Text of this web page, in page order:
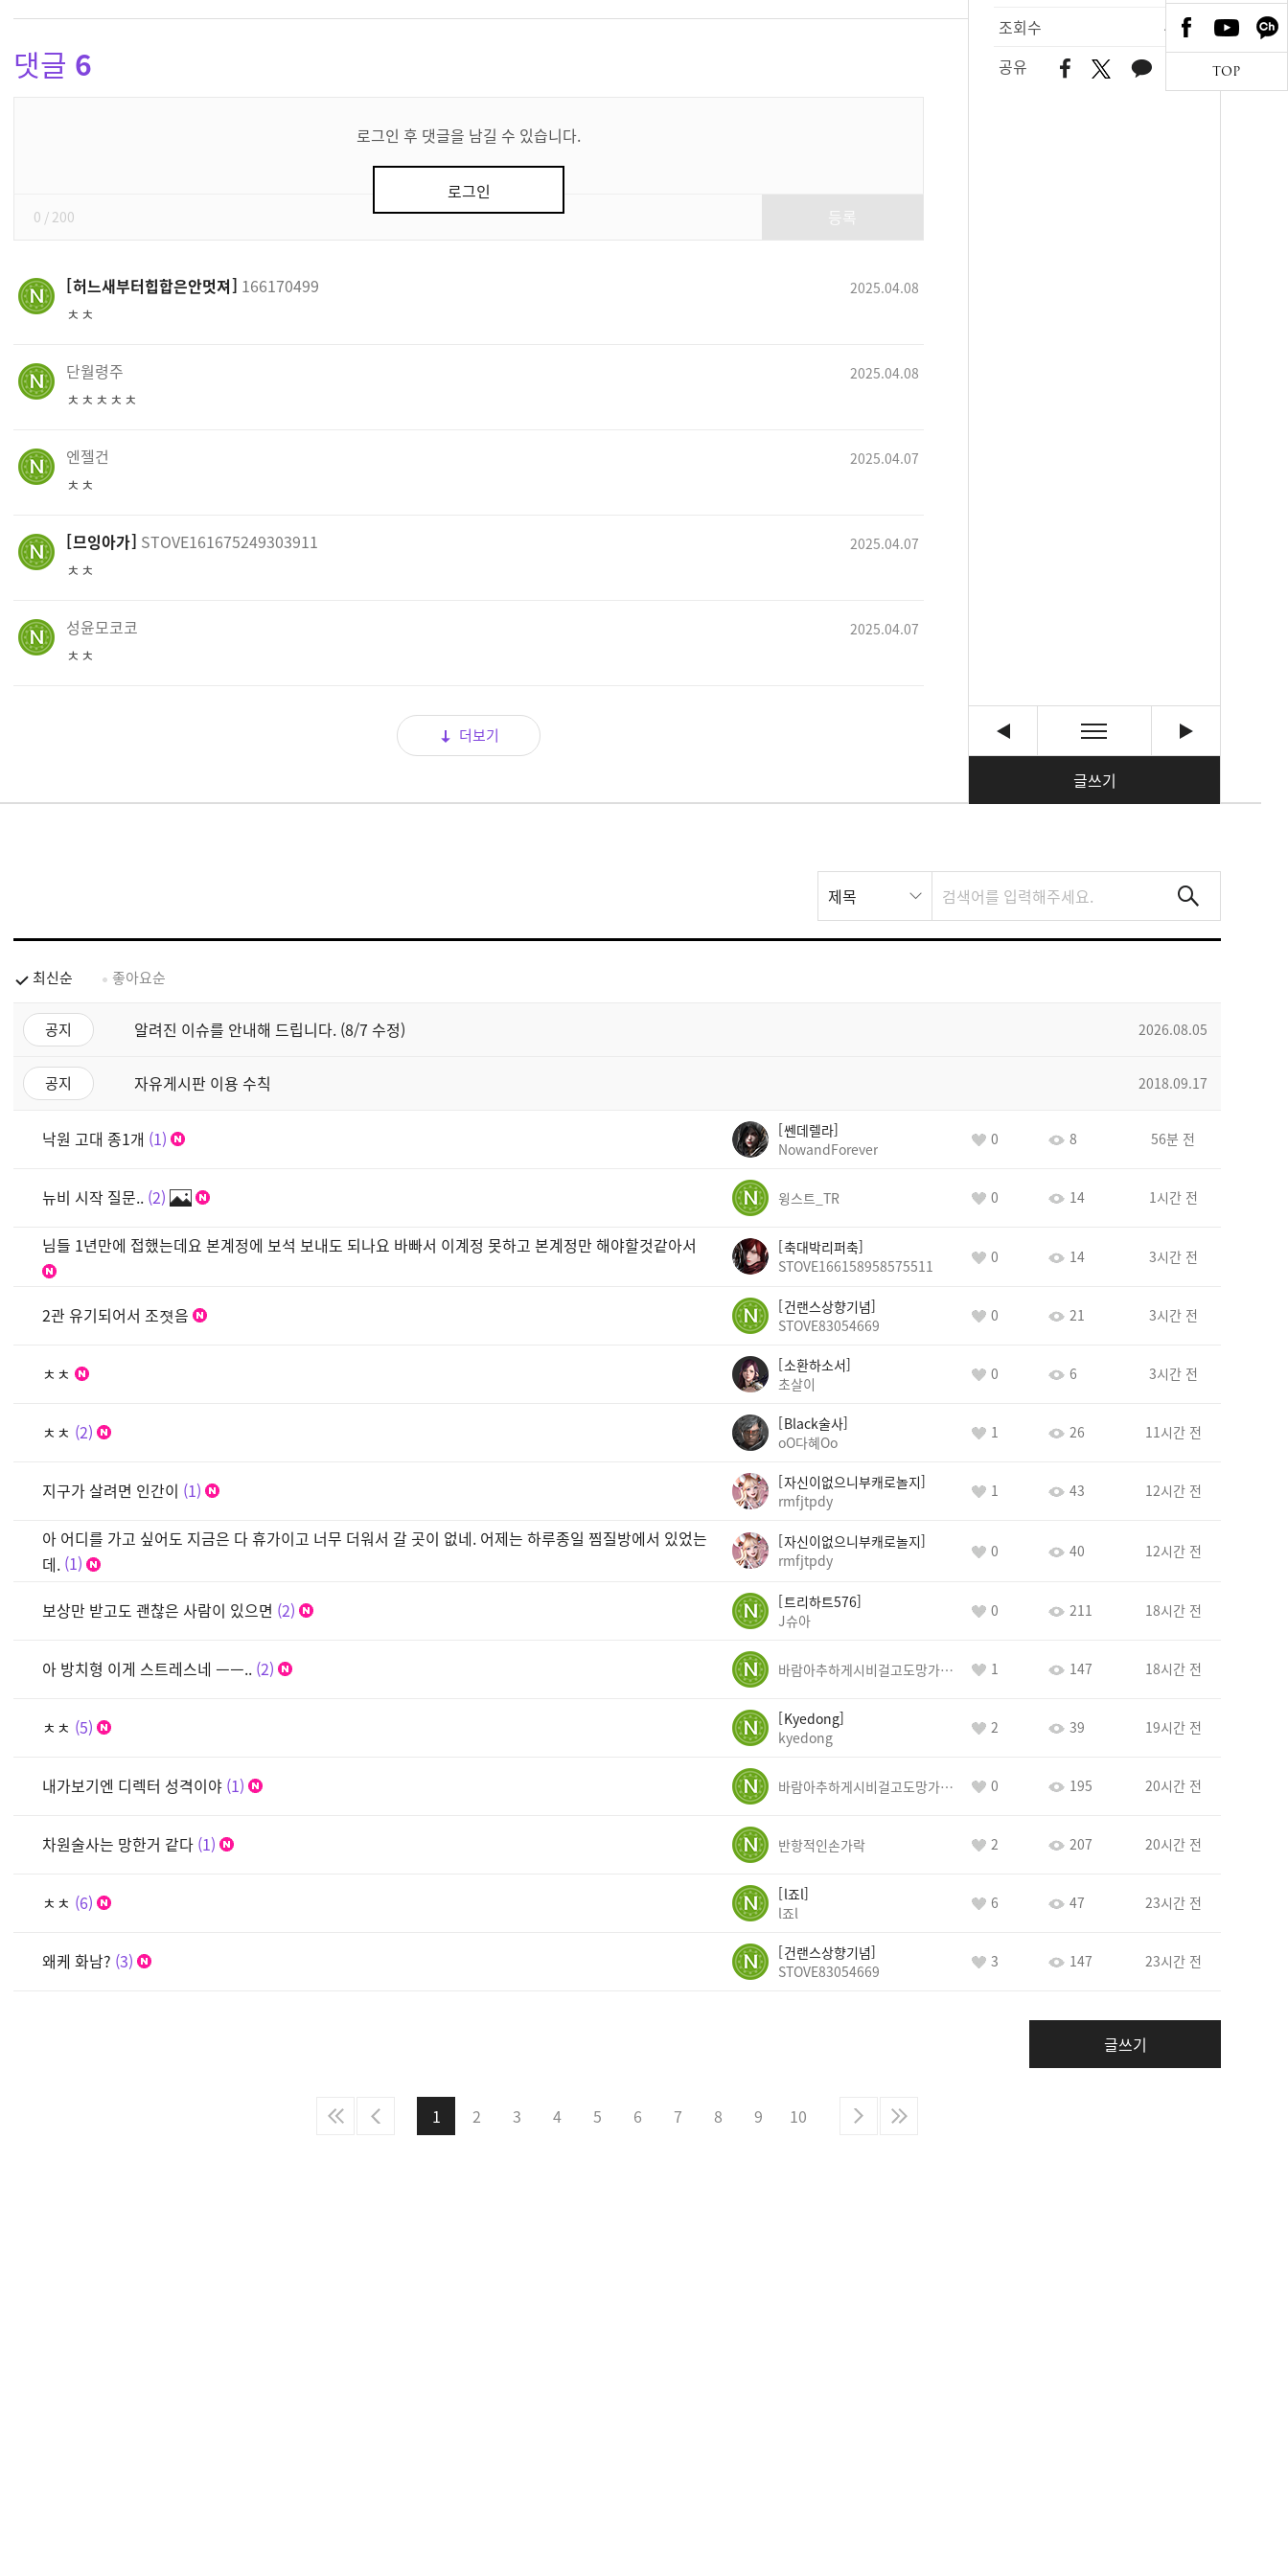
조회수
486
공유
글쓰기
댓글 6
로그인 후 댓글을 남길 수 있습니다.
로그인
0 / 200
허느새부터힙합은안멋져 166170499 2025.04.08
ㅊㅊ
단월령주 2025.04.08
ㅊㅊㅊㅊㅊ
엔젤건 2025.04.07
ㅊㅊ
므잉아가 STOVE161675249303911 2025.04.07
ㅊㅊ
성윤모코코 2025.04.07
ㅊㅊ
더보기
스
트
제목
최신순 좋아요순
공지 알려진 이슈를 안내해 드립니다. (8/7 수정) 2026.08.05
공지 자유게시판 이용 수칙 2018.09.17
낙원 고대 종1개 1
쎈데렐라
NowandForever
0 8 56분 전
뉴비 시작 질문.. 2 윙스트_TR 0 14 1시간 전
님들 1년만에 접했는데요 본계정에 보석 보내도 되나요 바빠서 이계정 못하고 본계정만 해야할것같아서
축대박리퍼축
STOVE166158958575511
0 14 3시간 전
2관 유기되어서 조졋음
건랜스상향기념
STOVE83054669
0 21 3시간 전
ㅊㅊ
소환하소서
초살이
0 6 3시간 전
ㅊㅊ 2
Black술사
oO다혜Oo
1 26 11시간 전
지구가 살려면 인간이 1
자신이없으니부캐로놀지
rmfjtpdy
1 43 12시간 전
아 어디를 가고 싶어도 지금은 다 휴가이고 너무 더워서 갈 곳이 없네. 어제는 하루종일 찜질방에서 있었는
데. 1
자신이없으니부캐로놀지
rmfjtpdy
0 40 12시간 전
보상만 받고도 괜찮은 사람이 있으면 2
트리하트576
J슈아
0 211 18시간 전
아 방치형 이게 스트레스네 ㅡㅡ.. 2 바람아추하게시비걸고도망가냐당당하게글써 1 147 18시간 전
ㅊㅊ 5
Kyedong
kyedong
2 39 19시간 전
내가보기엔 디렉터 성격이야 1 바람아추하게시비걸고도망가냐당당하게글써 0 195 20시간 전
차원술사는 망한거 같다 1 반항적인손가락 2 207 20시간 전
ㅊㅊ 6
l죠l
l죠l
6 47 23시간 전
왜케 화남? 3
건랜스상향기념
STOVE83054669
3 147 23시간 전
글쓰기
1 2 3 4 5 6 7 8 9 10
TOP